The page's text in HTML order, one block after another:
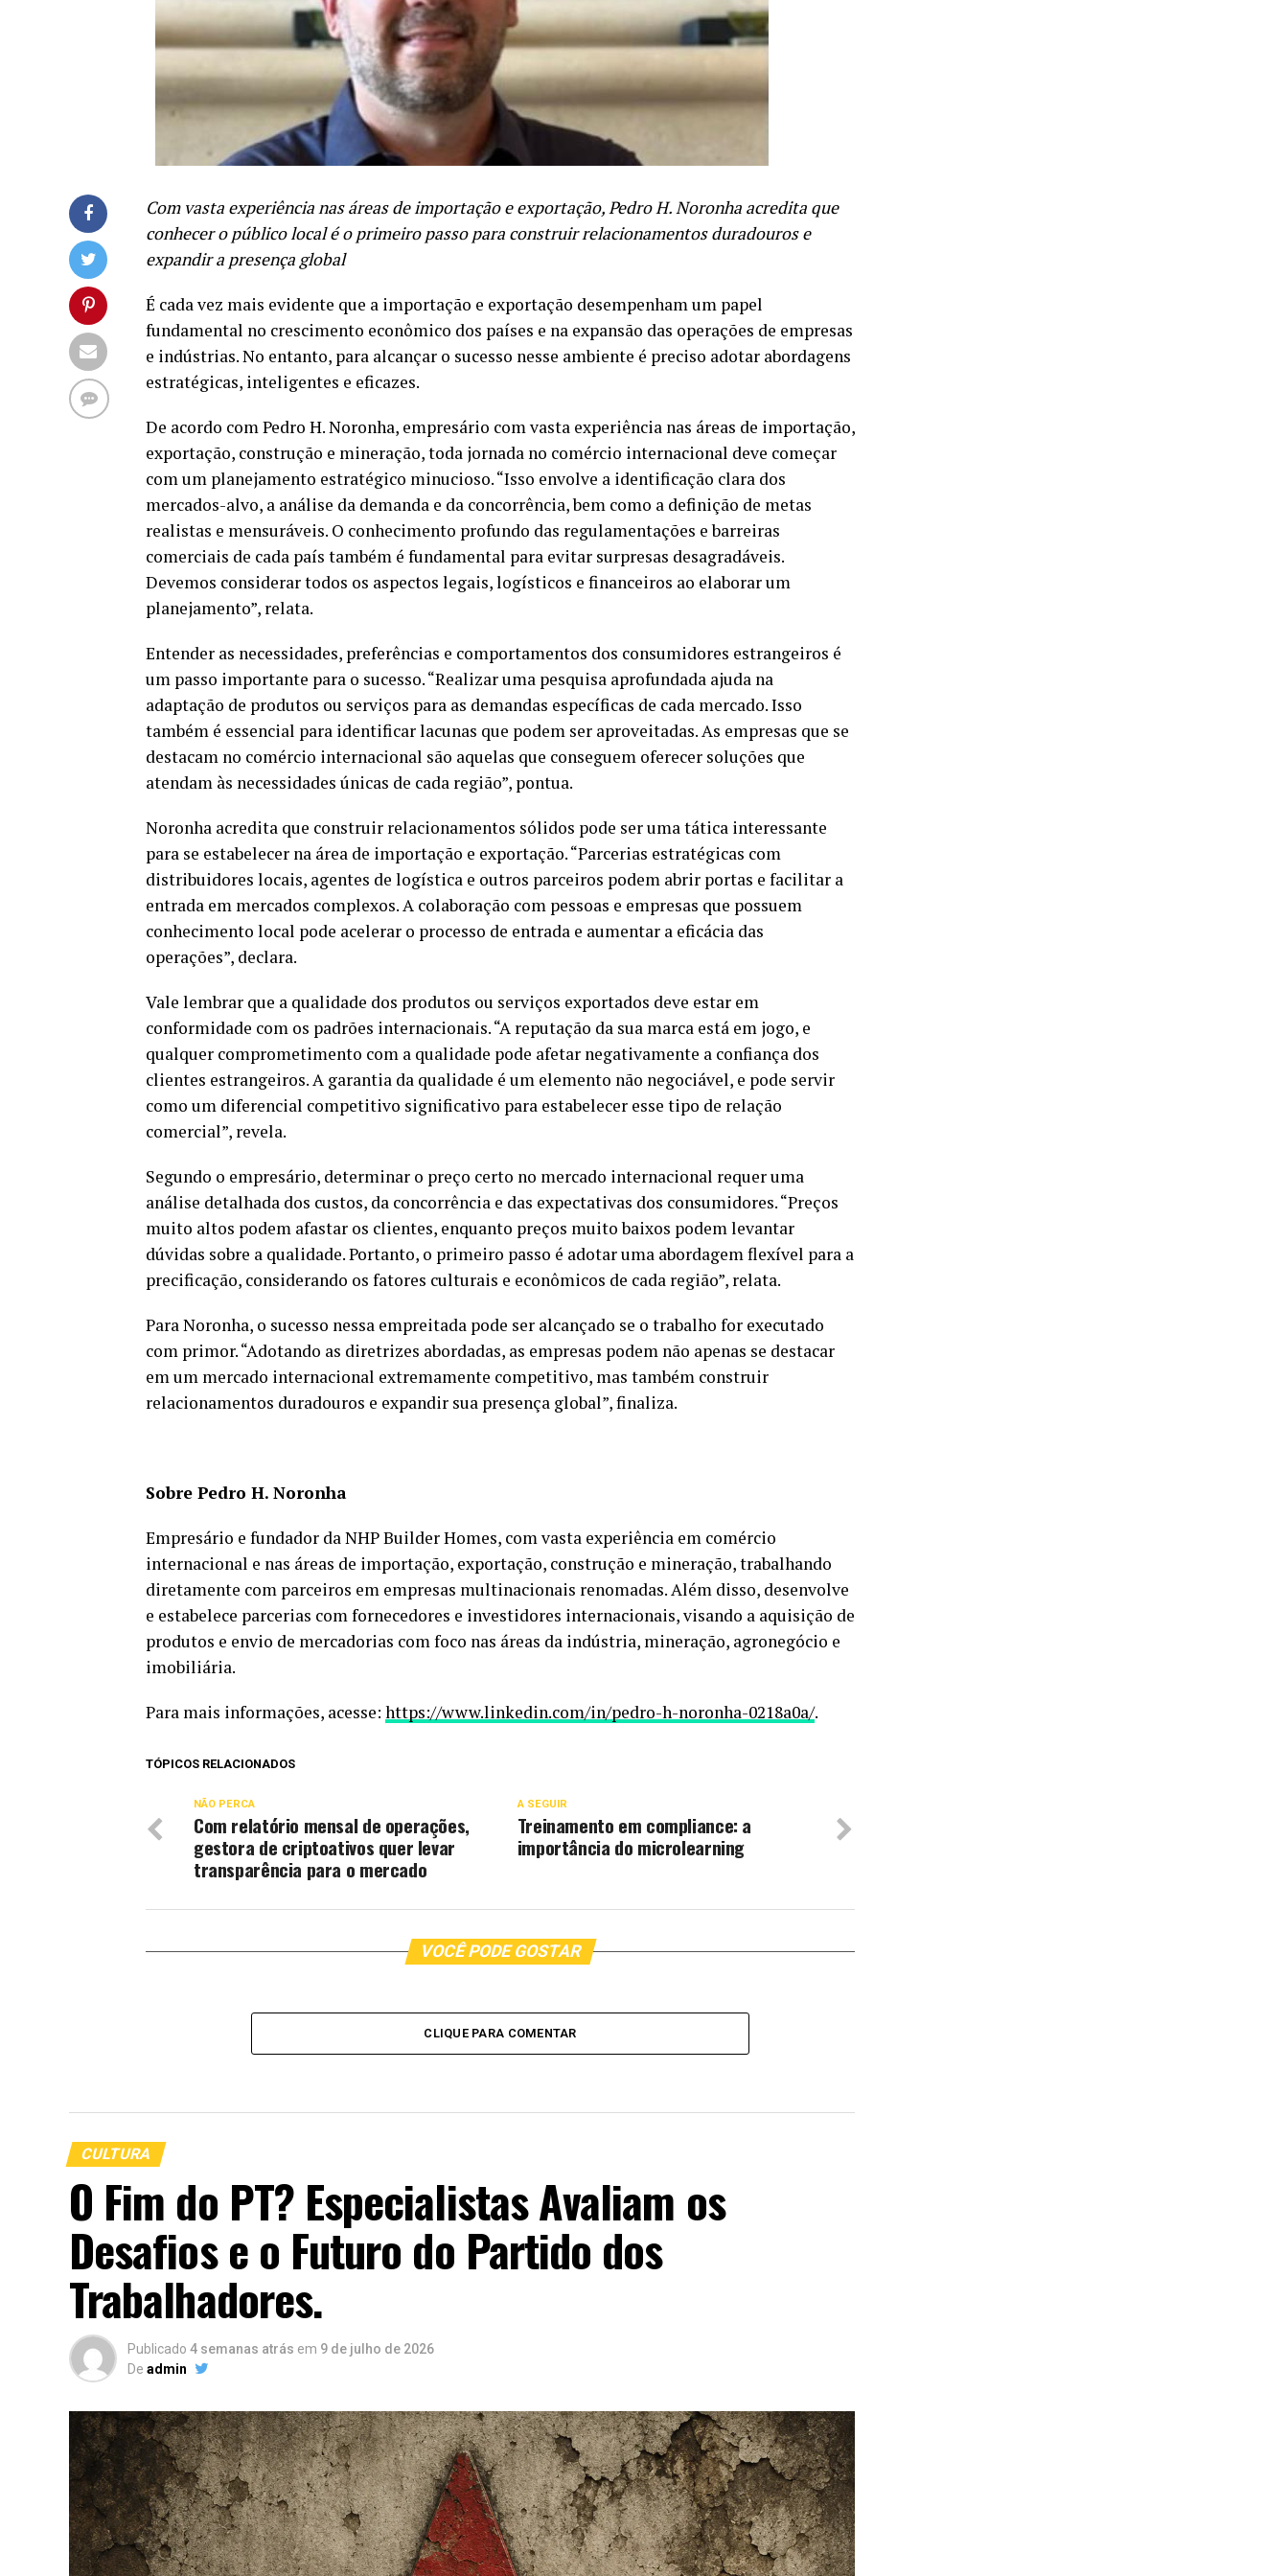
Com vasta experiência nas áreas de importação e exportação, Pedro H. Noronha acredita que
conhecer o público local é o primeiro passo para construir relacionamentos duradouros e
expandir a presença global
É cada vez mais evidente que a importação e exportação desempenham um papel
fundamental no crescimento econômico dos países e na expansão das operações de empresas
e indústrias. No entanto, para alcançar o sucesso nesse ambiente é preciso adotar abordagens
estratégicas, inteligentes e eficazes.
De acordo com Pedro H. Noronha, empresário com vasta experiência nas áreas de importação,
exportação, construção e mineração, toda jornada no comércio internacional deve começar
com um planejamento estratégico minucioso. “Isso envolve a identificação clara dos
mercados-alvo, a análise da demanda e da concorrência, bem como a definição de metas
realistas e mensuráveis. O conhecimento profundo das regulamentações e barreiras
comerciais de cada país também é fundamental para evitar surpresas desagradáveis.
Devemos considerar todos os aspectos legais, logísticos e financeiros ao elaborar um
planejamento”, relata.
Entender as necessidades, preferências e comportamentos dos consumidores estrangeiros é
um passo importante para o sucesso. “Realizar uma pesquisa aprofundada ajuda na
adaptação de produtos ou serviços para as demandas específicas de cada mercado. Isso
também é essencial para identificar lacunas que podem ser aproveitadas. As empresas que se
destacam no comércio internacional são aquelas que conseguem oferecer soluções que
atendam às necessidades únicas de cada região”, pontua.
Noronha acredita que construir relacionamentos sólidos pode ser uma tática interessante
para se estabelecer na área de importação e exportação. “Parcerias estratégicas com
distribuidores locais, agentes de logística e outros parceiros podem abrir portas e facilitar a
entrada em mercados complexos. A colaboração com pessoas e empresas que possuem
conhecimento local pode acelerar o processo de entrada e aumentar a eficácia das
operações”, declara.
Vale lembrar que a qualidade dos produtos ou serviços exportados deve estar em
conformidade com os padrões internacionais. “A reputação da sua marca está em jogo, e
qualquer comprometimento com a qualidade pode afetar negativamente a confiança dos
clientes estrangeiros. A garantia da qualidade é um elemento não negociável, e pode servir
como um diferencial competitivo significativo para estabelecer esse tipo de relação
comercial”, revela.
Segundo o empresário, determinar o preço certo no mercado internacional requer uma
análise detalhada dos custos, da concorrência e das expectativas dos consumidores. “Preços
muito altos podem afastar os clientes, enquanto preços muito baixos podem levantar
dúvidas sobre a qualidade. Portanto, o primeiro passo é adotar uma abordagem flexível para a
precificação, considerando os fatores culturais e econômicos de cada região”, relata.
Para Noronha, o sucesso nessa empreitada pode ser alcançado se o trabalho for executado
com primor. “Adotando as diretrizes abordadas, as empresas podem não apenas se destacar
em um mercado internacional extremamente competitivo, mas também construir
relacionamentos duradouros e expandir sua presença global”, finaliza.
Sobre Pedro H. Noronha
Empresário e fundador da NHP Builder Homes, com vasta experiência em comércio
internacional e nas áreas de importação, exportação, construção e mineração, trabalhando
diretamente com parceiros em empresas multinacionais renomadas. Além disso, desenvolve
e estabelece parcerias com fornecedores e investidores internacionais, visando a aquisição de
produtos e envio de mercadorias com foco nas áreas da indústria, mineração, agronegócio e
imobiliária.
Para mais informações, acesse: https://www.linkedin.com/in/pedro-h-noronha-0218a0a/.
TÓPICOS RELACIONADOS
A SEGUIR
Treinamento em compliance: a
importância do microlearning
NÃO PERCA
Com relatório mensal de operações,
gestora de criptoativos quer levar
transparência para o mercado
VOCÊ PODE GOSTAR
CLIQUE PARA COMENTAR
CULTURA
O Fim do PT? Especialistas Avaliam os
Desafios e o Futuro do Partido dos
Trabalhadores.
Publicado 4 semanas atrás em 9 de julho de 2026
De admin